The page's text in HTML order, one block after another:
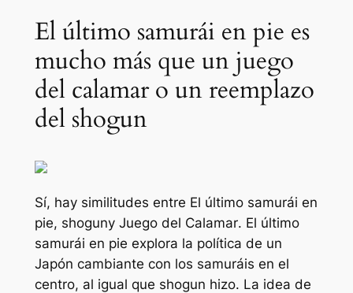
El último samurái en pie es
mucho más que un juego
del calamar o un reemplazo
del shogun
Sí, hay similitudes entre El último samurái en
pie, shoguny Juego del Calamar. El último
samurái en pie explora la política de un
Japón cambiante con los samuráis en el
centro, al igual que shogun hizo. La idea de